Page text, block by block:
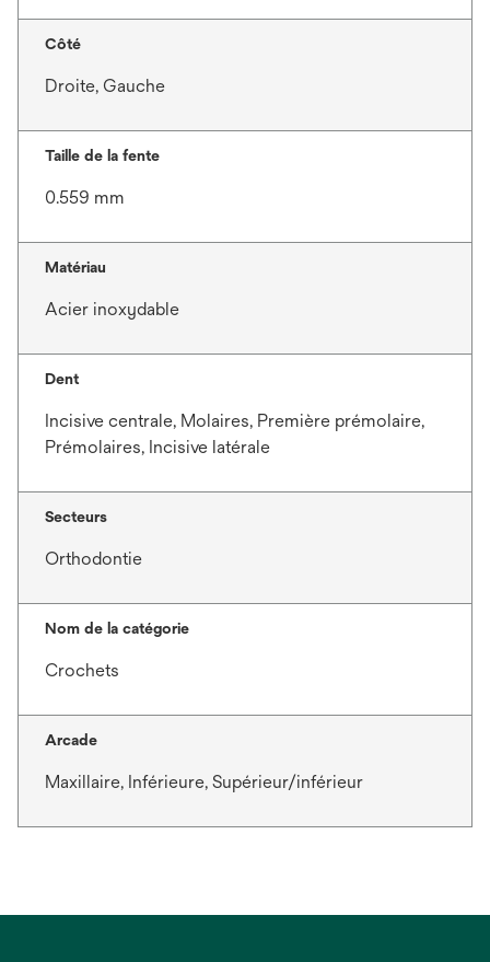
Côté
Droite, Gauche
Taille de la fente
0.559 mm
Matériau
Acier inoxydable
Dent
Incisive centrale, Molaires, Première prémolaire,
Prémolaires, Incisive latérale
Secteurs
Orthodontie
Nom de la catégorie
Crochets
Arcade
Maxillaire, Inférieure, Supérieur/inférieur